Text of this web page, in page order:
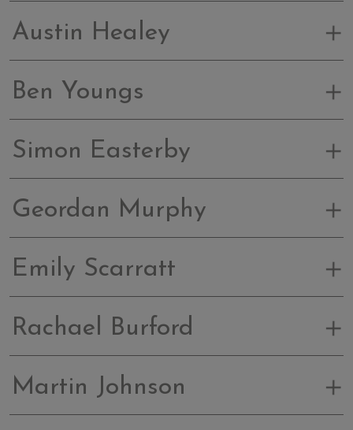
Austin Healey
Ben Youngs
Simon Easterby
Geordan Murphy
Emily Scarratt
Rachael Burford
Martin Johnson